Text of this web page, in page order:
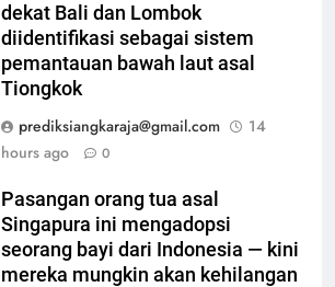
dekat Bali dan Lombok
diidentifikasi sebagai sistem
pemantauan bawah laut asal
Tiongkok
prediksiangkaraja@gmail.com
14
hours ago
0
Pasangan orang tua asal
Singapura ini mengadopsi
seorang bayi dari Indonesia — kini
mereka mungkin akan kehilangan